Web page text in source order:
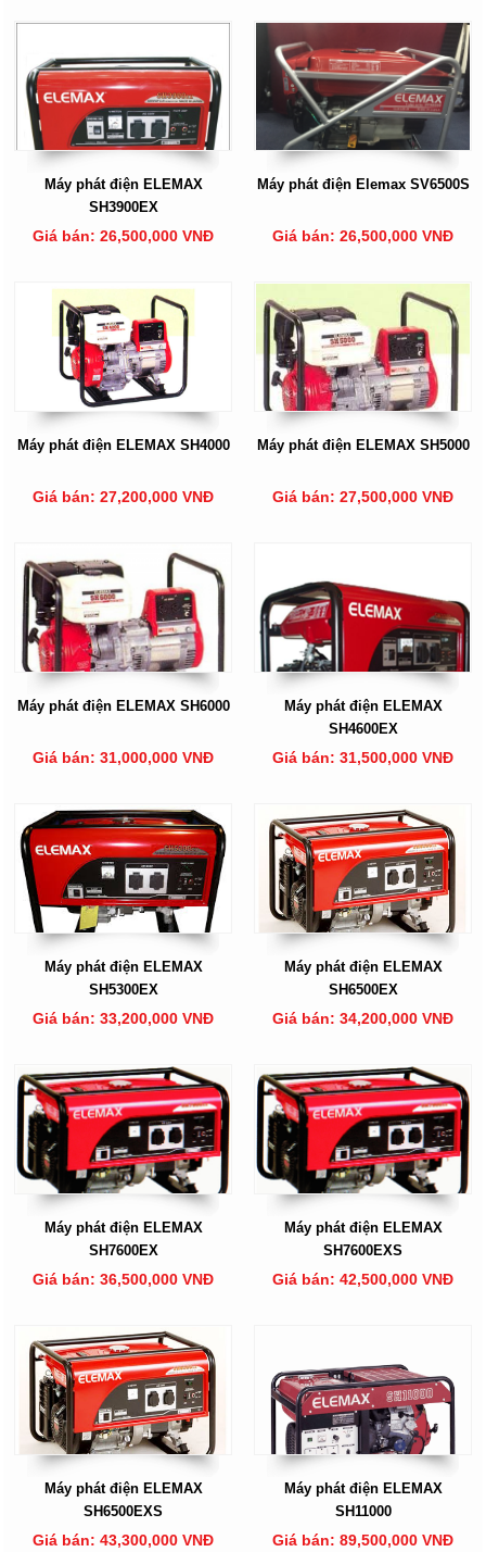
Máy phát điện ELEMAX
SH3900EX
Giá bán: 26,500,000 VNĐ
Máy phát điện Elemax SV6500S
Giá bán: 26,500,000 VNĐ
Máy phát điện ELEMAX SH4000
Giá bán: 27,200,000 VNĐ
Máy phát điện ELEMAX SH5000
Giá bán: 27,500,000 VNĐ
Máy phát điện ELEMAX SH6000
Giá bán: 31,000,000 VNĐ
Máy phát điện ELEMAX
SH4600EX
Giá bán: 31,500,000 VNĐ
Máy phát điện ELEMAX
SH5300EX
Giá bán: 33,200,000 VNĐ
Máy phát điện ELEMAX
SH6500EX
Giá bán: 34,200,000 VNĐ
Máy phát điện ELEMAX
SH7600EX
Giá bán: 36,500,000 VNĐ
Máy phát điện ELEMAX
SH7600EXS
Giá bán: 42,500,000 VNĐ
Máy phát điện ELEMAX
SH6500EXS
Giá bán: 43,300,000 VNĐ
Máy phát điện ELEMAX
SH11000
Giá bán: 89,500,000 VNĐ